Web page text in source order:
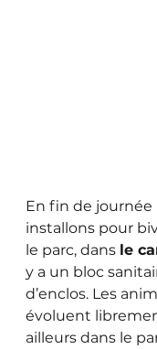
En fin de journée
installons pour
le parc, dans le
y a un bloc
d’enclos. Les
évoluent
ailleurs dans le